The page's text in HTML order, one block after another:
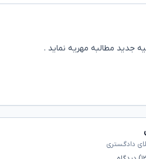
جدید مطالبه مهریه نماید .
دادگستری